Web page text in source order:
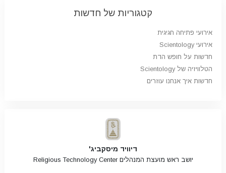
קטגוריות של חדשות
אירועי פתיחה חגיגית
אירועי Scientology
חדשות על חופש הדת
הטלוויזיה של Scientology
חדשות איך אנחנו עוזרים
דיוויד מיסקביג'
יושב ראש מועצת המנהלים Religious Technology Center